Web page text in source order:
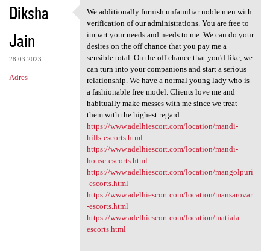
Diksha
Jain
28.03.2023
Adres
We additionally furnish
We additionally furnish unfamiliar noble men with
verification of our administrations. You are free to
impart your needs and needs to me. We can do your
desires on the off chance that you pay me a
sensible total. On the off chance that you'd like, we
can turn into your companions and start a serious
relationship. We have a normal young lady who is
a fashionable free model. Clients love me and
habitually make messes with me since we treat
them with the highest regard.
https://www.adelhiescort.com/location/mandi-
hills-escorts.html
https://www.adelhiescort.com/location/mandi-
house-escorts.html
https://www.adelhiescort.com/location/mangolpuri
-escorts.html
https://www.adelhiescort.com/location/mansarovar
-escorts.html
https://www.adelhiescort.com/location/matiala-
escorts.html